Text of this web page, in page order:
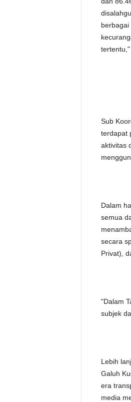
tertentu,"
Sub
terdapat
aktivitas
Dalam
semua
secara
Privat),
"Dalam
subjek
Lebih
Galuh
era
media